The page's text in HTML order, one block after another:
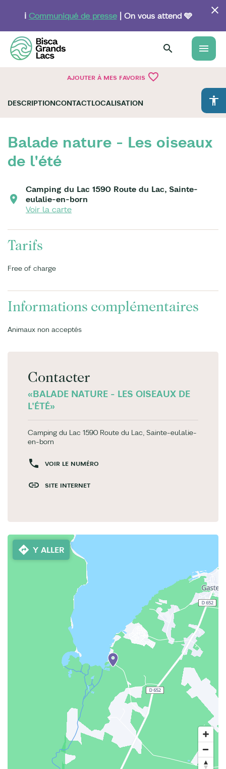
principal
ℹ️ Communiqué de presse| On vous attend 🩵
menu
AJOUTER À MES FAVORIS favorite_border
accessibility
DESCRIPTIONCONTACTLOCALISATION
Balade nature - Les oiseaux
de l'été
Camping du Lac 1590 Route du Lac, Sainte-
eulalie-en-born
Voir la carte
Tarifs
Free of charge
Informations complémentaires
Animaux non acceptés
Contacter
«BALADE NATURE - LES OISEAUX DE
L'ÉTÉ»
Camping du Lac 1590 Route du Lac, Sainte-eulalie-
en-born
VOIR LE NUMÉRO
SITE INTERNET
Y ALLER